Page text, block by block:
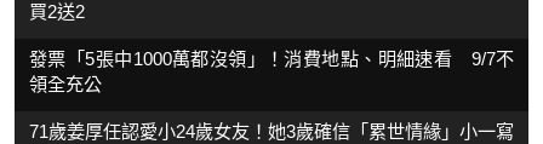
買2送2
發票「5張中1000萬都沒領」！消費地點、明細速看 9/7不
領全充公
71歲姜厚任認愛小24歲女友！她3歲確信「累世情緣」小一寫